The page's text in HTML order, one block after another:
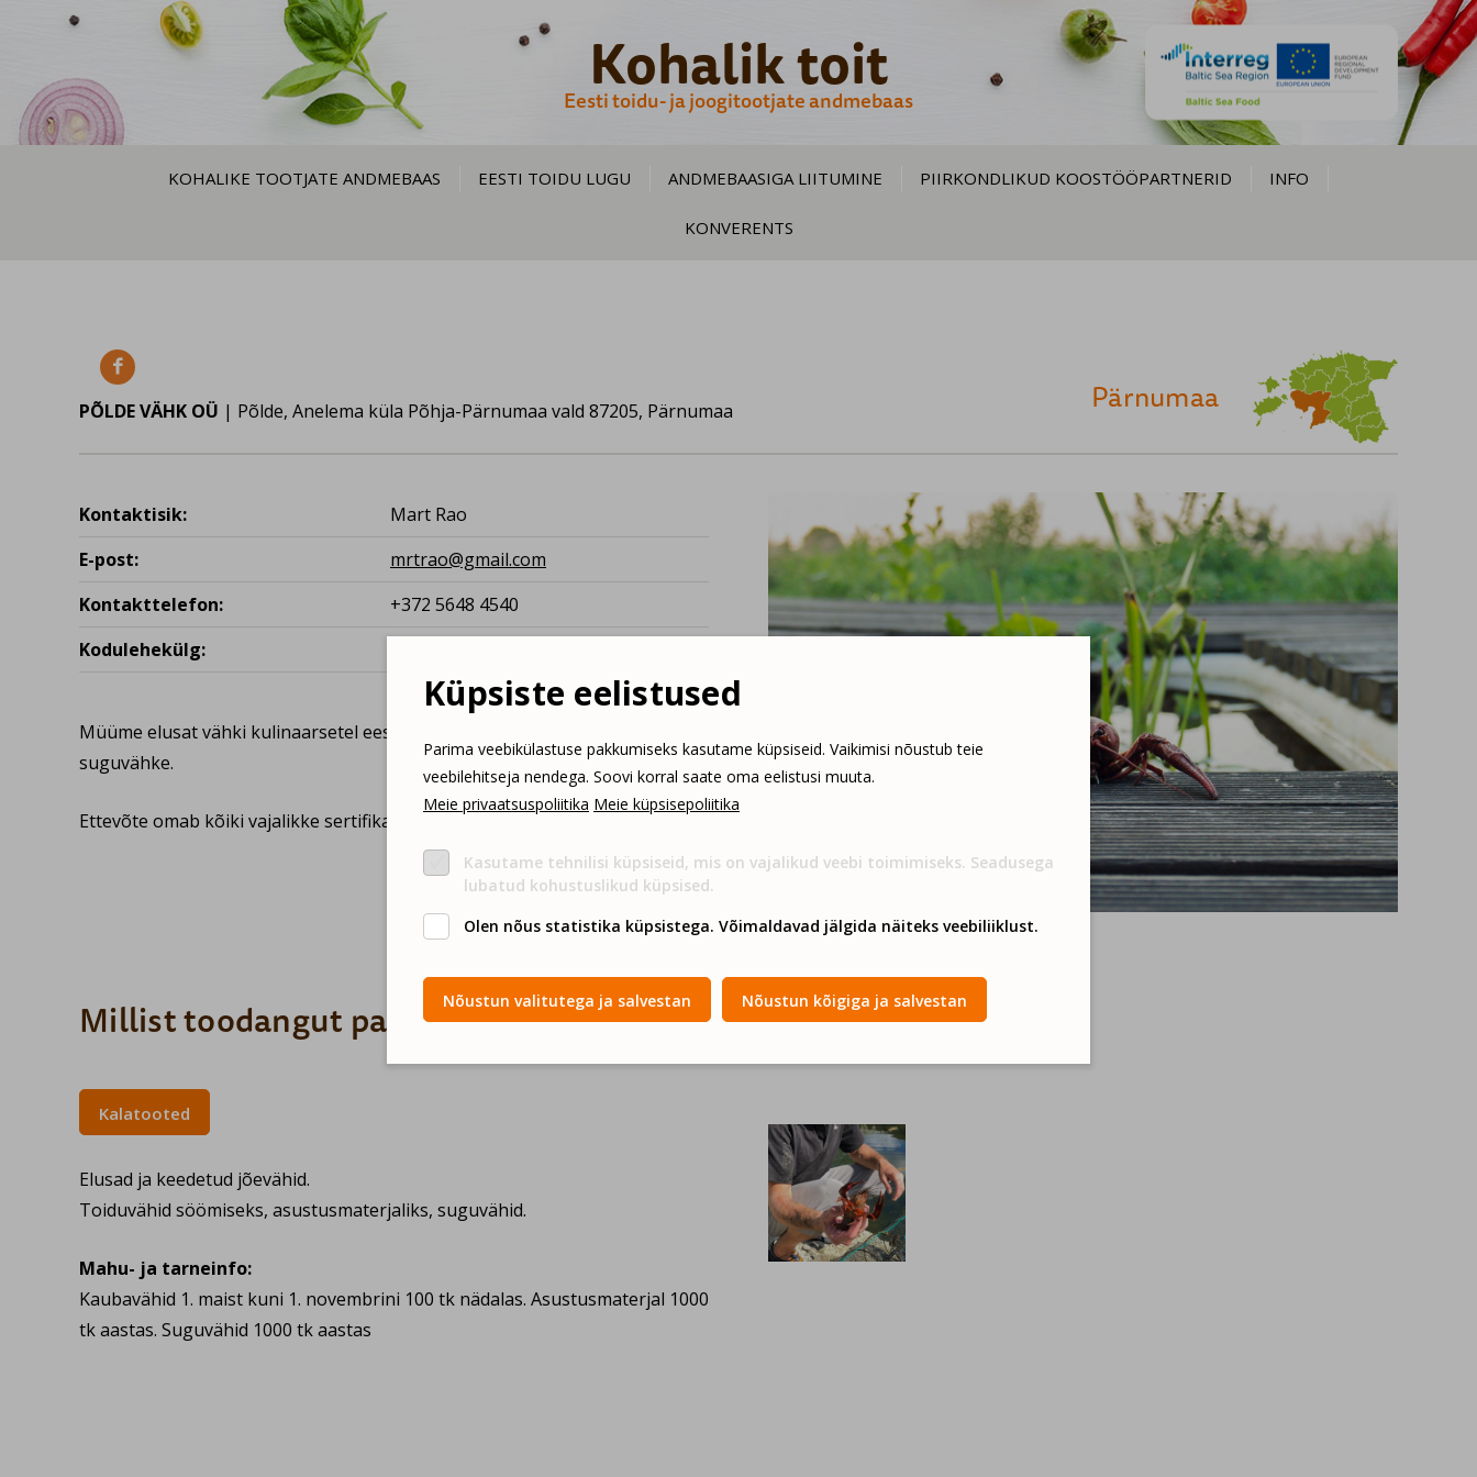
Küpsiste eelistused
Parima veebikülastuse pakkumiseks kasutame küpsiseid. Vaikimisi nõustub teie
veebilehitseja nendega. Soovi korral saate oma eelistusi muuta.
Meie privaatsuspoliitika Meie küpsisepoliitika
Kasutame tehnilisi küpsiseid, mis on vajalikud veebi toimimiseks. Seadusega
lubatud kohustuslikud küpsised.
Olen nõus statistika küpsistega. Võimaldavad jälgida näiteks veebiliiklust.
Nõustun valitutega ja salvestan Nõustun kõigiga ja salvestan
Kohalik toit
Eesti toidu- ja joogitootjate andmebaas
KOHALIKE TOOTJATE ANDMEBAAS EESTI TOIDU LUGU ANDMEBAASIGA LIITUMINE PIIRKONDLIKUD KOOSTÖÖPARTNERID INFO
KONVERENTS

PÕLDE VÄHK OÜ | Põlde, Anelema küla Põhja-Pärnumaa vald 87205, Pärnumaa Pärnumaa
Kontaktisik:
Mart Rao
E-post:
mrtrao@gmail.com
Kontakttelefon:
+372 5648 4540
Kodulehekülg:
Müüme elusat vähki kulinaarsetel eesmärkidel, asustusmaterjaliks ja
suguvähke.
Ettevõte omab kõiki vajalikke sertifikaate.
Millist toodangut pakume?
Kalatooted
Elusad ja keedetud jõevähid.
Toiduvähid söömiseks, asustusmaterjaliks, suguvähid.
Mahu- ja tarneinfo:
Kaubavähid 1. maist kuni 1. novembrini 100 tk nädalas. Asustusmaterjal 1000
tk aastas. Suguvähid 1000 tk aastas